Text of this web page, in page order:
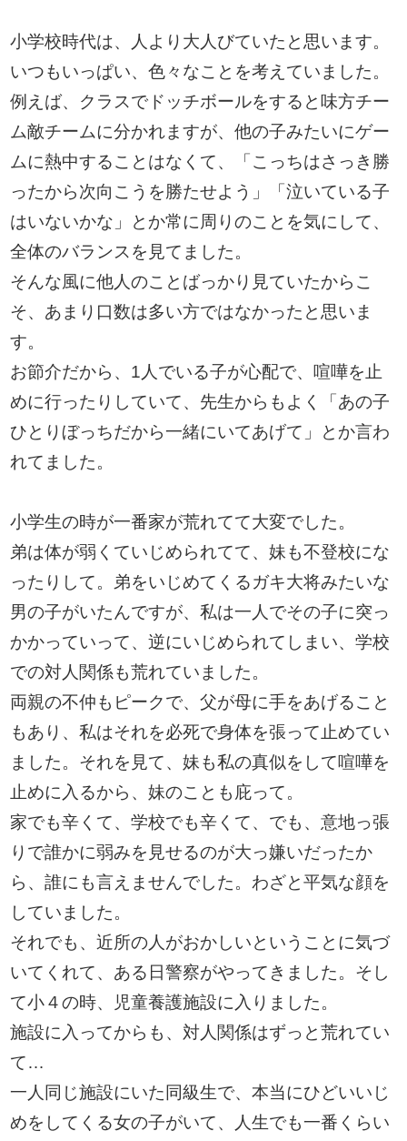
小学校時代は、人より大人びていたと思います。
いつもいっぱい、色々なことを考えていました。
例えば、クラスでドッチボールをすると味方チー
ム敵チームに分かれますが、他の子みたいにゲー
ムに熱中することはなくて、「こっちはさっき勝
ったから次向こうを勝たせよう」「泣いている子
はいないかな」とか常に周りのことを気にして、
全体のバランスを見てました。
そんな風に他人のことばっかり見ていたからこ
そ、あまり口数は多い方ではなかったと思いま
す。
お節介だから、1人でいる子が心配で、喧嘩を止
めに行ったりしていて、先生からもよく「あの子
ひとりぼっちだから一緒にいてあげて」とか言わ
れてました。
小学生の時が一番家が荒れてて大変でした。
弟は体が弱くていじめられてて、妹も不登校にな
ったりして。弟をいじめてくるガキ大将みたいな
男の子がいたんですが、私は一人でその子に突っ
かかっていって、逆にいじめられてしまい、学校
での対人関係も荒れていました。
両親の不仲もピークで、父が母に手をあげること
もあり、私はそれを必死で身体を張って止めてい
ました。それを見て、妹も私の真似をして喧嘩を
止めに入るから、妹のことも庇って。
家でも辛くて、学校でも辛くて、でも、意地っ張
りで誰かに弱みを見せるのが大っ嫌いだったか
ら、誰にも言えませんでした。わざと平気な顔を
していました。
それでも、近所の人がおかしいということに気づ
いてくれて、ある日警察がやってきました。そし
て小４の時、児童養護施設に入りました。
施設に入ってからも、対人関係はずっと荒れてい
て…
一人同じ施設にいた同級生で、本当にひどいいじ
めをしてくる女の子がいて、人生でも一番くらい